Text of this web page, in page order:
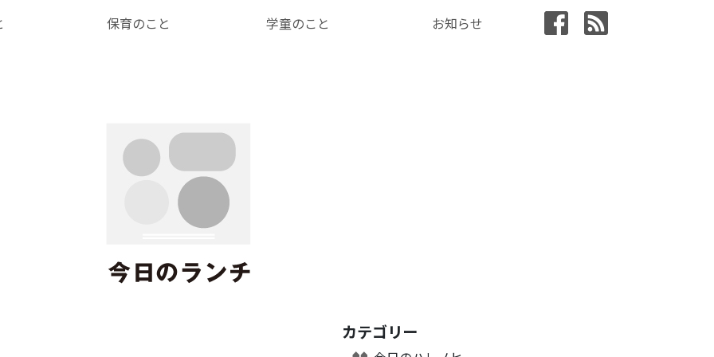
保育のこと 学童のこと お知らせ
カテゴリー